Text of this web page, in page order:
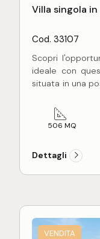
Villa singola
Cod. 33107
Scopri
ideale con
situata in una
circa 506 mq,
offrono
Piano
realizzare
diventare una
Oltre agli ampi
506 MQ
Dettagli
VENDITA